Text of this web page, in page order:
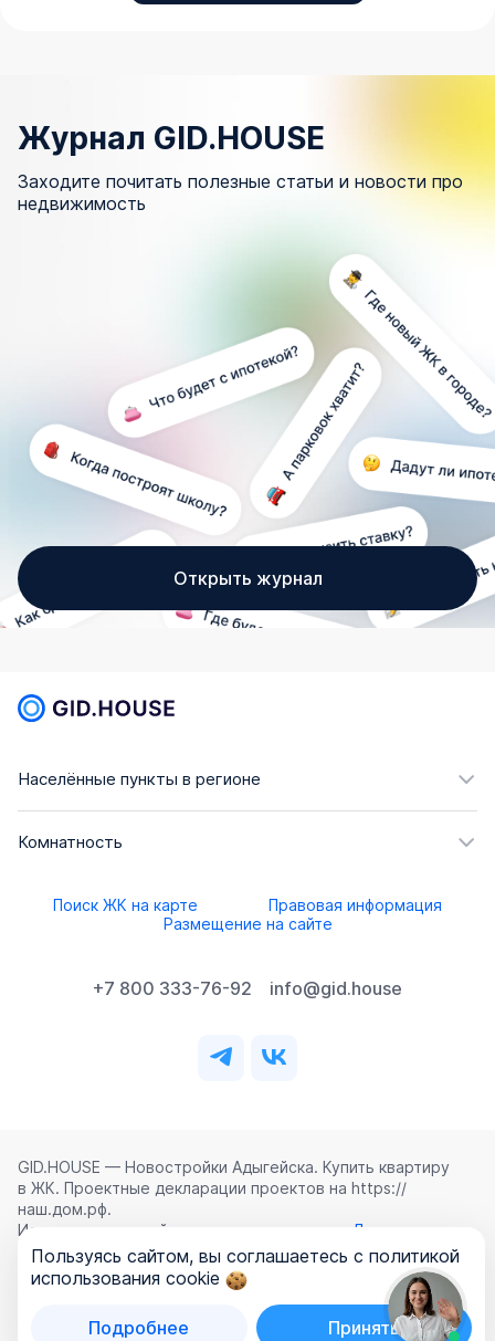
Журнал GID.HOUSE
Заходите почитать полезные статьи и новости про
недвижимость
Открыть журнал
Населённые пункты в регионе
Комнатность
Поиск ЖК на карте
Правовая информация
Размещение на сайте
+7 800 333-76-92 info@gid.house
GID.HOUSE — Новостройки Адыгейска. Купить квартиру
в ЖК. Проектные декларации проектов на https://
наш.дом.рф.
Использование сайта означает согласие с
Лицензионным
соглашением
,Политикой конфиденциальностии
Политикой обработки персональных данных
ООО «ГИД.ХАУЗ»
Пользуясь сайтом, вы соглашаетесь с политикой
использования cookie
Подробнее Принять